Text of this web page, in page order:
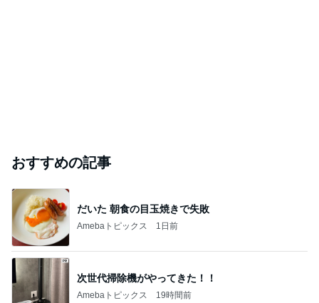
おすすめの記事
だいた 朝食の目玉焼きで失敗
Amebaトピックス 1日前
次世代掃除機がやってきた！！
Amebaトピックス 19時間前